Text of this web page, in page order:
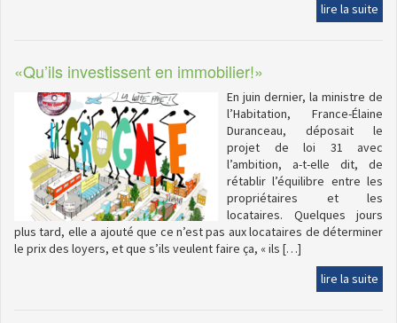
lire la suite
«Qu’ils investissent en immobilier!»
En juin dernier, la ministre de
l’Habitation, France-Élaine
Duranceau, déposait le
projet de loi 31 avec
l’ambition, a-t-elle dit, de
rétablir l’équilibre entre les
propriétaires et les
locataires. Quelques jours
plus tard, elle a ajouté que ce n’est pas aux locataires de déterminer
le prix des loyers, et que s’ils veulent faire ça, « ils […]
lire la suite